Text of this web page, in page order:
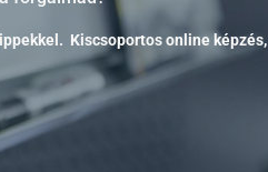
Kiscsoportos online